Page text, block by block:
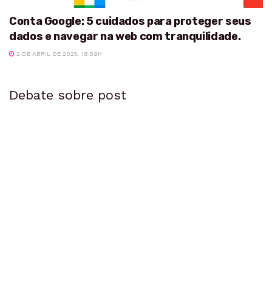
Conta Google: 5 cuidados para proteger seus
dados e navegar na web com tranquilidade.
2 DE ABRIL DE 2025, 18:59H
Debate sobre post